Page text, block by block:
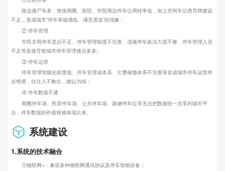
路边僵尸车多，致使商圈、医院、学院周边停车位周转率低，加上空闲车位诱导牌建设
不足，造成城市“停车幸福感低、满意度低”的现象 ;
② 停车管理
市民文明停车意识不足、停车管理制度不完善、违规停车执法力度不够、停车管理人员
不足等直接导致城市停车管理难点多多;
③ 停车运营
停车管理智能化程度低、停车管理成本高、欠费催缴体系不完善等造成城市停车运营举
步维艰，往往入不敷出，难以为续；
④ 停车数据不通
商圈停车场、民营停车场、公共停车场、路侧停车位等无法把数据统一共享到城市平
台，停车数据的价值很难体现出来。
系统建设
1.系统的技术融合
①物联网+：兼容多种物联网通讯协议及停车智能设备；